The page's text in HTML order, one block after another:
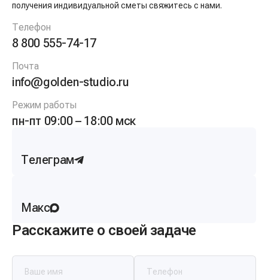
получения индивидуальной сметы свяжитесь с нами.
Телефон
8 800 555-74-17
Почта
info@golden-studio.ru
Режим работы
пн-пт 09:00 – 18:00 мск
Телеграм
Макс
Расскажите о своей задаче